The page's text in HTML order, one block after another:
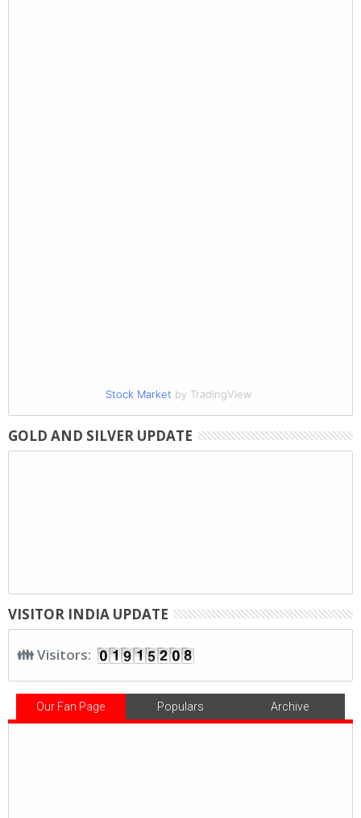
Stock Market by TradingView
GOLD AND SILVER UPDATE
VISITOR INDIA UPDATE
👪 Visitors:
Our Fan Page Populars Archive